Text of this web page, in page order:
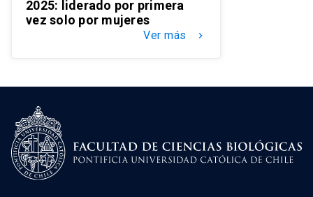
2025: liderado por primera
vez solo por mujeres
Ver más keyboard_arrow_right